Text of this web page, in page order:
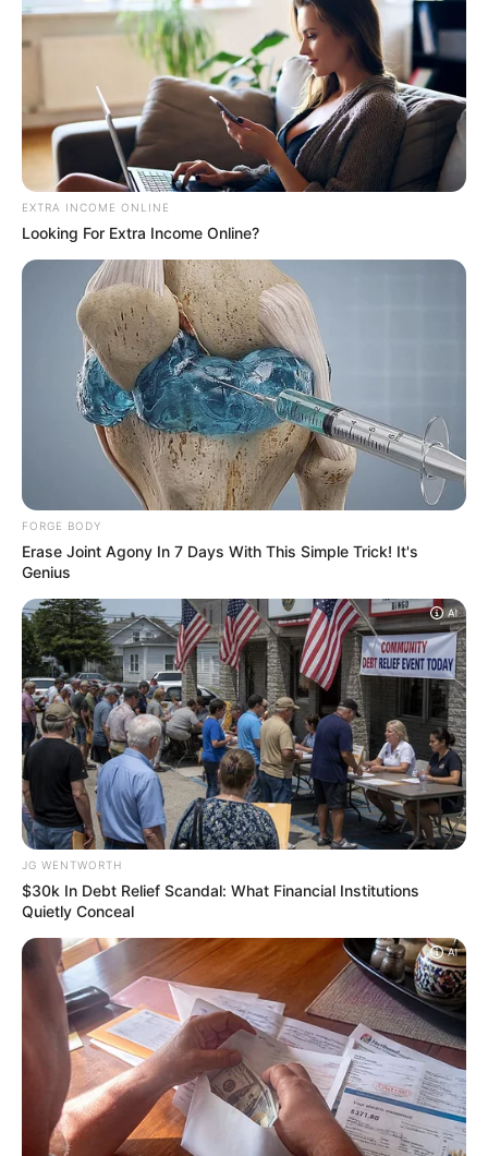
Targhe auto – Fuoristrada.it
I motivi alla base della questione sono
molteplici. Per qualcuno c’è una motivazione
puramente estetica, per altri l’interesse è
collezionistico, per altri ancora la volontà di
mantenere il veicolo più fedele possibile
all’originale. Per tutti, adesso, è arrivato un
decreto che è pronto a rivoluzionare il
settore.
Targhe storiche, via libera
alla sperimentazione
IlDecreto targhe storiche
finalmente diventato operativo a tutti gli
effetti. Il giorno di entrata in vigore è stato
fissato dalla Motorizzazione per il 25
novembre. Dal 27 novembre 2023 – fino al 5
gennaio 2024 – è partita la prima fase di
sperimentazione, possibile con l’ausilio di un
numero ristretto di operatori professionali.
Inoltre a partire dall’8 gennaio 2024, le